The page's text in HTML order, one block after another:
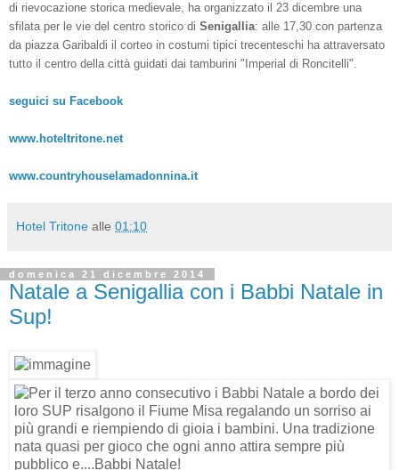
di rievocazione storica medievale, ha organizzato il 23 dicembre una
sfilata per le vie del centro storico di Senigallia: alle 17,30 con partenza
da piazza Garibaldi il corteo in costumi tipici trecenteschi ha attraversato
tutto il centro della città guidati dai tamburini "Imperial di Roncitelli".
seguici su Facebook
www.hoteltritone.net
www.countryhouselamadonnina.it
Hotel Tritone alle 01:10
domenica 21 dicembre 2014
Natale a Senigallia con i Babbi Natale in
Sup!